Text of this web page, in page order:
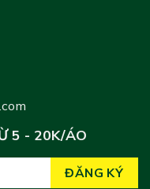
5 - 20K/ÁO